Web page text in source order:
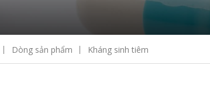
Dòng sản phẩm Kháng sinh tiêm